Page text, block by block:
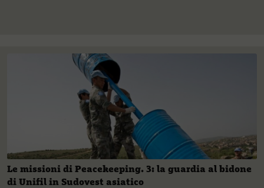
Le missioni di Peacekeeping. 3: la guardia al bidone
di Unifil in Sudovest asiatico